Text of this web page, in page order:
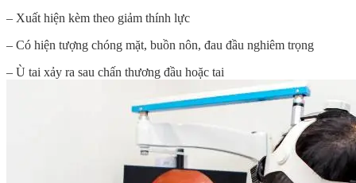
– Xuất hiện kèm theo giảm thính lực
– Có hiện tượng chóng mặt, buồn nôn, đau đầu nghiêm trọng
– Ù tai xảy ra sau chấn thương đầu hoặc tai